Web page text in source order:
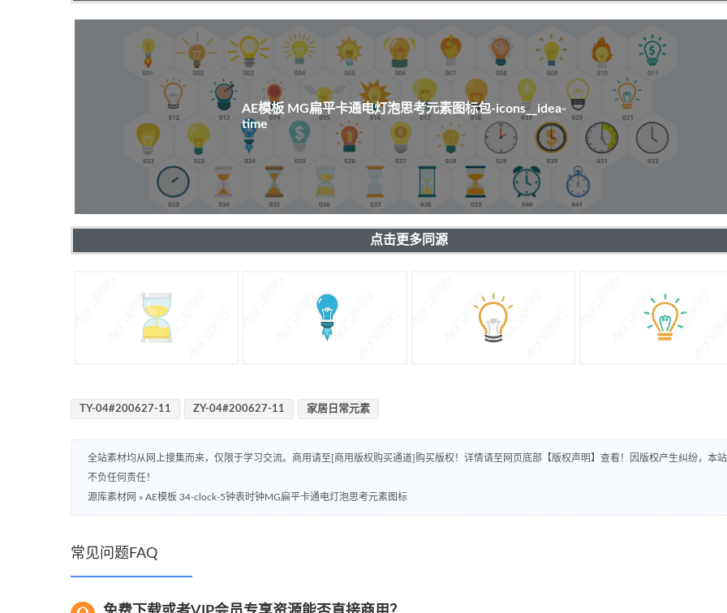
AE模板 MG扁平卡通电灯泡思考元素图标包-icons__idea-
time
点击更多同源
TY-04#200627-11 ZY-04#200627-11 家居日常元素
全站素材均从网上搜集而来，仅限于学习交流。商用请至[商用版权购买通道]购买版权！详情请至网页底部【版权声明】查看！因版权产生纠纷，本站
不负任何责任！
源库素材网 » AE模板 34-clock-5钟表时钟MG扁平卡通电灯泡思考元素图标
常见问题FAQ